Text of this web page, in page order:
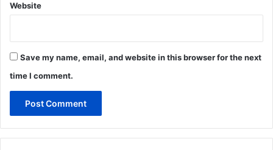
Website
Save my name, email, and website in this browser for the next
time I comment.